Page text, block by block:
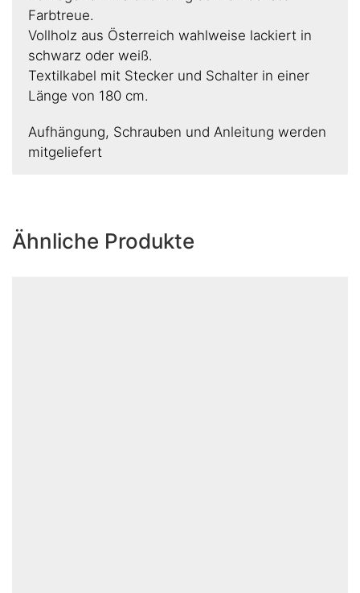
Farbtreue.
Vollholz aus Österreich wahlweise lackiert in
schwarz oder weiß.​
Textilkabel mit Stecker und Schalter in einer
Länge von 180 cm.
Aufhängung, Schrauben und Anleitung werden
mitgeliefert
Ähnliche Produkte